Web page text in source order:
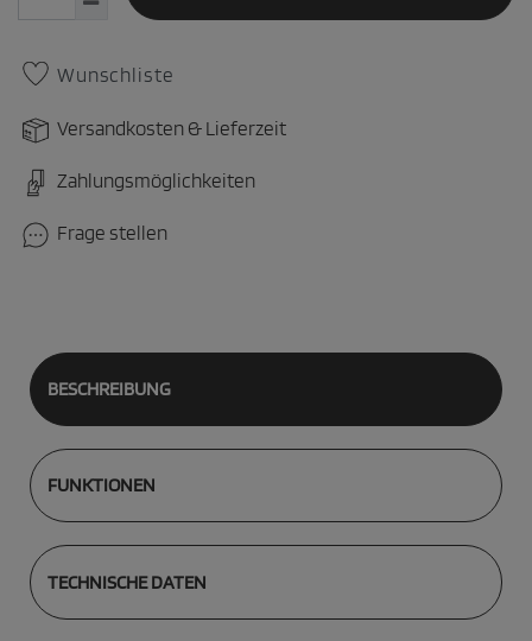
Wunschliste
Versandkosten & Lieferzeit
Zahlungsmöglichkeiten
Frage stellen
BESCHREIBUNG
FUNKTIONEN
TECHNISCHE DATEN